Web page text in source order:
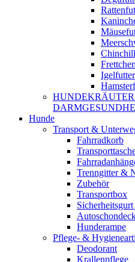
Igelfutter
Hunde
Transport &
Fahrradkorb
Trenngitter &
Zubehör
Transportbox
Hunderampe
Pflege- &
Deodorant
Krallenpflege